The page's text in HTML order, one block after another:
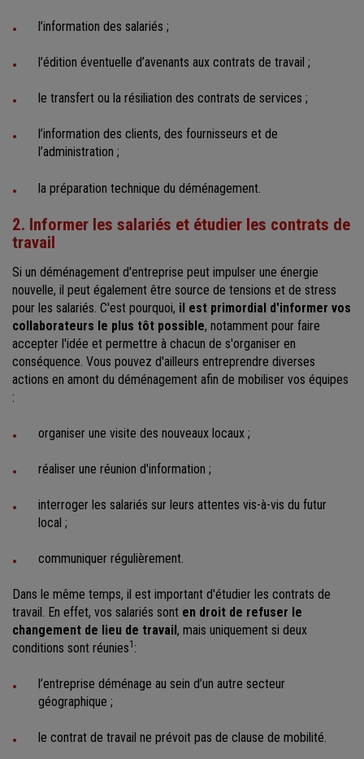
l’information des salariés ;
l’édition éventuelle d’avenants aux contrats de travail ;
le transfert ou la résiliation des contrats de services ;
l’information des clients, des fournisseurs et de
l’administration ;
la préparation technique du déménagement.
2. Informer les salariés et étudier les contrats de
travail
Si un déménagement d'entreprise peut impulser une énergie
nouvelle, il peut également être source de tensions et de stress
pour les salariés. C'est pourquoi, il est primordial d'informer vos
collaborateurs le plus tôt possible, notamment pour faire
accepter l'idée et permettre à chacun de s'organiser en
conséquence. Vous pouvez d'ailleurs entreprendre diverses
actions en amont du déménagement afin de mobiliser vos équipes
:
organiser une visite des nouveaux locaux ;
réaliser une réunion d'information ;
interroger les salariés sur leurs attentes vis-à-vis du futur
local ;
communiquer régulièrement.
Dans le même temps, il est important d'étudier les contrats de
travail. En effet, vos salariés sont en droit de refuser le
changement de lieu de travail, mais uniquement si deux
conditions sont réunies1 :
l’entreprise déménage au sein d’un autre secteur
géographique ;
le contrat de travail ne prévoit pas de clause de mobilité.